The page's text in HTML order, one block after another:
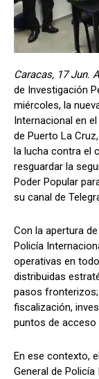
Caracas, 17 Jun.
de Investigación
miércoles, la
Internacional en
de Puerto La
la lucha contra el
resguardar la
Poder Popular
su canal de
Con la apertura
Policía
operativas en
distribuidas
pasos
fiscalización,
puntos de acceso
En ese contexto,
General de